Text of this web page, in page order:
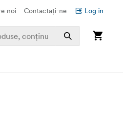
noi Contactați-ne Log in